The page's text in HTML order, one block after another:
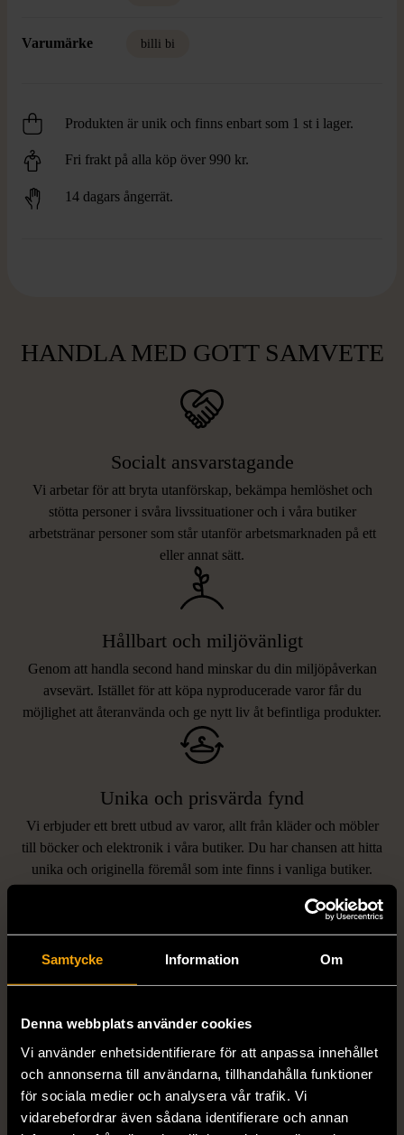
Samtycke Information Om
Denna webbplats använder cookies
Vi använder enhetsidentifierare för att anpassa innehållet
och annonserna till användarna, tillhandahålla funktioner
för sociala medier och analysera vår trafik. Vi
vidarebefordrar även sådana identifierare och annan
Varumärke billi bi
Produkten är unik och finns enbart som 1 st i lager.
Fri frakt på alla köp över 990 kr.
14 dagars ångerrät.
HANDLA MED GOTT SAMVETE
Socialt ansvarstagande
Vi arbetar för att bryta utanförskap, bekämpa hemlöshet och
stötta personer i svåra livssituationer och i våra butiker
arbetstränar personer som står utanför arbetsmarknaden på ett
eller annat sätt.
Hållbart och miljövänligt
Genom att handla second hand minskar du din miljöpåverkan
avsevärt. Istället för att köpa nyproducerade varor får du
möjlighet att återanvända och ge nytt liv åt befintliga produkter.
Unika och prisvärda fynd
Vi erbjuder ett brett utbud av varor, allt från kläder och möbler
till böcker och elektronik i våra butiker. Du har chansen att hitta
unika och originella föremål som inte finns i vanliga butiker.
LIKNANDE PRODUKTER
Hitta produkter som påminner om denna
1/5
EDBLAD
1/5
DYRBERG/KERN